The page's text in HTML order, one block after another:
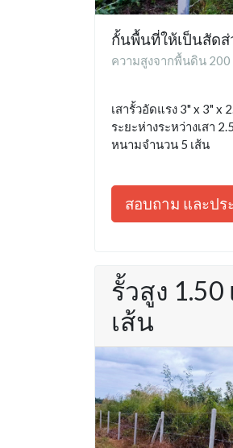
กั้นพื้นที่ให้เป็นสัด
ความสูงจากพื้นดิน 200
เสารั้วอัดแรง 3" x 3" x
ระยะห่างระหว่างเสา
หนามจำนวน 5 เส้น
สอบถาม และปร
รั้วสูง 1.50
เส้น